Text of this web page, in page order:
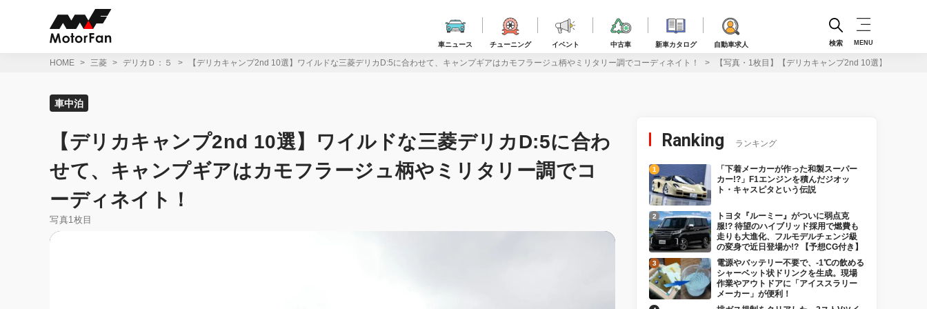
車ニュース チューニング イベント 中古車 新車カタログ 自動車求人 検索 MENU
HOME 三菱 デリカＤ：５ 【デリカキャンプ2nd 10選】ワイルドな三菱デリカD:5に合わせて、キャンプギアはカモフラージュ柄やミリタリー調でコーディネイト！ 【写真・1枚目】【デリカキャンプ2nd 10選】ワイル
車中泊
【デリカキャンプ2nd 10選】ワイルドな三菱デリカD:5に合わ
せて、キャンプギアはカモフラージュ柄やミリタリー調でコ
ーディネイト！
写真1枚目
Ranking ランキング
「下着メーカーが作った和製スーパー
カー!?」F1エンジンを積んだジオッ
ト・キャスピタという伝説
トヨタ『ルーミー』がついに弱点克
服!? 待望のハイブリッド採用で燃費も
走りも大進化、フルモデルチェンジ級
の変身で近日登場か!? 【予想CG付き】
電源やバッテリー不要で、-1℃の飲める
シャーベット状ドリンクを生成。現場
作業やアウトドアに「アイススラリー
メーカー」が便利！